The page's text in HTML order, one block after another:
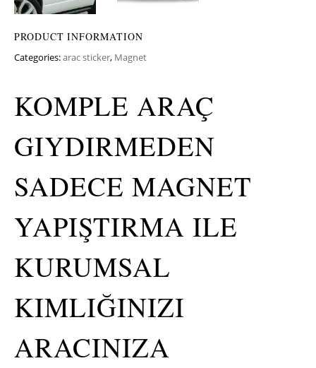
PRODUCT INFORMATION
Categories:arac sticker, Magnet
KOMPLE ARAÇ
GIYDIRMEDEN
SADECE MAGNET
YAPIŞTIRMA ILE
KURUMSAL
KIMLIĞINIZI
ARACINIZA